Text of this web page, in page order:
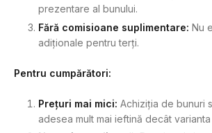
prezentare al bunului.
Fără comisioane suplimentare: Nu
adiționale pentru terți.
Pentru cumpărători:
Prețuri mai mici: Achiziția de bunuri
adesea mult mai ieftină decât varianta